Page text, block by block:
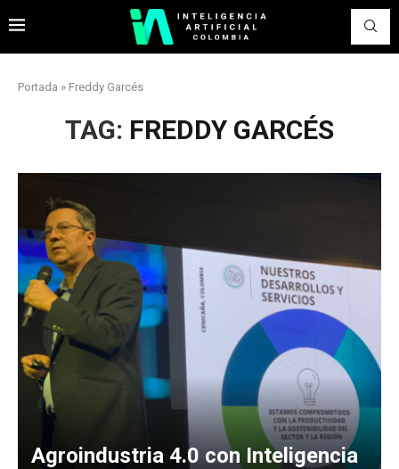
Portada » Freddy Garcés
TAG: FREDDY GARCÉS
Agroindustria 4.0 con Inteligencia